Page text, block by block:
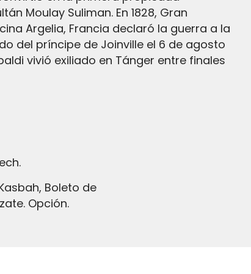
Moulay Suliman. En 1828, Gran
Argelia, Francia declaró la guerra a la
del príncipe de Joinville el 6 de agosto
vivió exiliado en Tánger entre finales
Opción.